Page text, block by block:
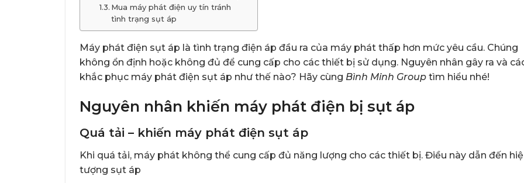
Mua máy phát điện uy tín tránh
tình trạng sụt áp
Máy phát điện sụt áp là tình trạng điện áp đầu ra của máy phát thấp hơn mức yêu cầu. Chúng
không ổn định hoặc không đủ để cung cấp cho các thiết bị sử dụng. Nguyên nhân gây ra và
khắc phục máy phát điện sụt áp như thế nào? Hãy cùng Bình Minh Group tìm hiểu nhé!
Nguyên nhân khiến máy phát điện bị sụt áp
Quá tải – khiến máy phát điện sụt áp
Khi quá tải, máy phát không thể cung cấp đủ năng lượng cho các thiết bị. Điều này dẫn đến
tượng sụt áp